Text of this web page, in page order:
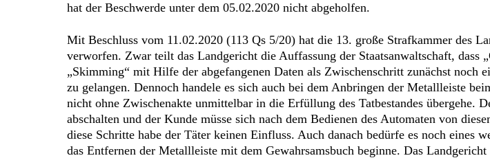
hat der Beschwerde unter dem 05.02.2020 nicht abgeholfen.
Mit Beschluss vom 11.02.2020 (113 Qs 5/20) hat die 13. große Strafkammer des
verworfen. Zwar teilt das Landgericht die Auffassung der Staatsanwaltschaft,
„Skimming“ mit Hilfe der abgefangenen Daten als Zwischenschritt zunächst noch
zu gelangen. Dennoch handele es sich auch bei dem Anbringen der Metallleiste
nicht ohne Zwischenakte unmittelbar in die Erfüllung des Tatbestandes übergehe.
abschalten und der Kunde müsse sich nach dem Bedienen des Automaten von
diese Schritte habe der Täter keinen Einfluss. Auch danach bedürfe es noch eines
das Entfernen der Metallleiste mit dem Gewahrsamsbuch beginne. Das